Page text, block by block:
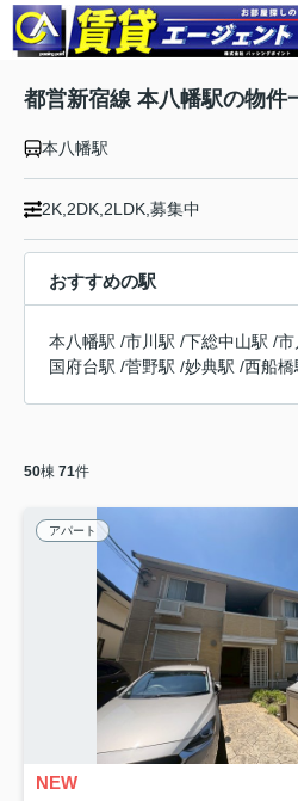
都営新宿線 本八幡駅の物件
本八幡駅
2K,2DK,2LDK,募集中
おすすめの駅
本八幡駅 /市川駅 /下総中山駅 /市
国府台駅 /菅野駅 /妙典駅 /西船橋
50棟 71件
アパート
NEW